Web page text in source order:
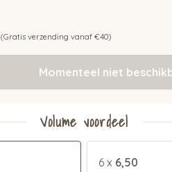
(Gratis verzending vanaf €40)
Momenteel niet
Volume voordeel
6 x 6,50